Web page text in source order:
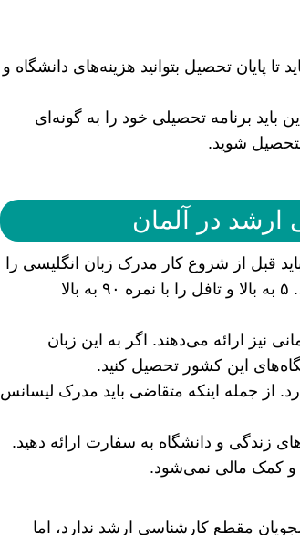
پایان تحصیل بتوانید هزینه‌های دانشگاه و
برنامه تحصیلی خود را به گونه‌ای
شوید.
در آلمان
باید قبل از شروع کار مدرک زبان انگلیسی را
تهیه کنید. برای این مرحله دانشگاه‌های آلمان آیلتس را با نمره ۶. ۵ به بالا و تافل را با نمره ۹۰ به بالا
نیز ارائه می‌دهند. اگر به این زبان
از جمله اینکه متقاضی باید مدرک لیسانس
زندگی و دانشگاه به سفارت ارائه دهید.
و کمک مالی نمی‌شود.
مقطع کارشناسی ارشد ندارد، اما